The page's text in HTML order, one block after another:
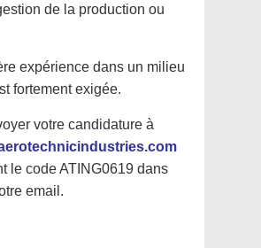
de la production ou
expérience dans un milieu
fortement exigée.
votre candidature à
le code ATING0619 dans
email.